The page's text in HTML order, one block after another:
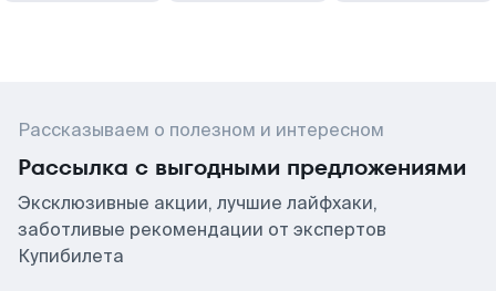
Рассказываем о полезном и интересном
Рассылка с выгодными предложениями
Эксклюзивные акции, лучшие лайфхаки,
заботливые рекомендации от экспертов
Купибилета